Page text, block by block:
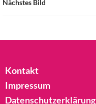
Nächstes Bild
Kontakt
Impressum
Datenschutzerklärung